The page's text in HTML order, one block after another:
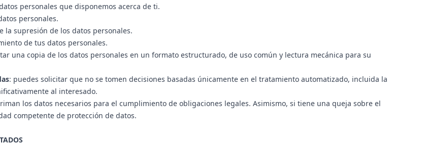
personales que disponemos acerca de ti.
personales.
la supresión de los datos personales.
de tus datos personales.
una copia de los datos personales en un formato estructurado, de uso común y lectura mecánica para su
: puedes solicitar que no se tomen decisiones basadas únicamente en el tratamiento automatizado, incluida la
al interesado.
los datos necesarios para el cumplimiento de obligaciones legales. Asimismo, si tiene una queja sobre el
competente de protección de datos.